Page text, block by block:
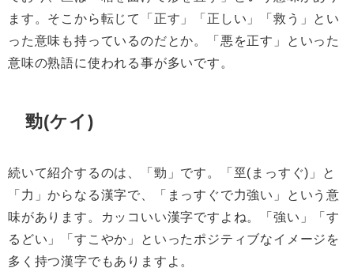
ます。そこから転じて「正す」「正しい」「救う」とい
った意味も持っているのだとか。「悪を正す」といった
意味の熟語に使われる事が多いです。
勁(ケイ)
続いて紹介するのは、「勁」です。「巠(まっすぐ)」と
「力」からなる漢字で、「まっすぐで力強い」という意
味があります。カッコいい漢字ですよね。「強い」「す
るどい」「すこやか」といったポジティブなイメージを
多く持つ漢字でもありますよ。